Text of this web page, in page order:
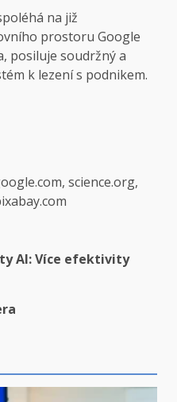
na již
prostoru Google
posiluje soudržný a
k lezení s podnikem.
science.org,
AI: Více efektivity